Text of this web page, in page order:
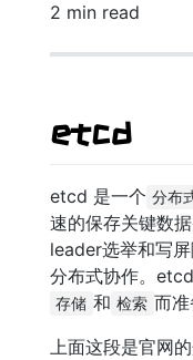
2 min read
etcd
etcd 是一个 分布
速的保存关键数
leader选举和写
分布式协作。
存储 和 检索 而准
上面这段是官网